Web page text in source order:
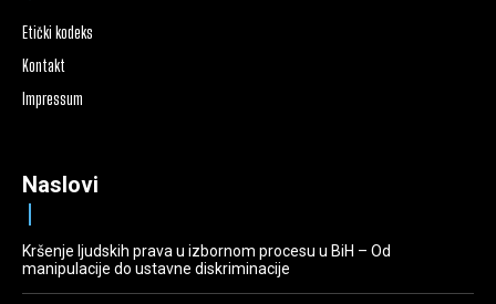
Etički kodeks
Kontakt
Impressum
Naslovi
Kršenje ljudskih prava u izbornom procesu u BiH – Od
manipulacije do ustavne diskriminacije